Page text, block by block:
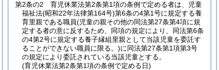
第2条の2
育児休業法第2条第1項の条例で定める者は、児童
福祉法(昭和22年法律第164号)第6条の4第1号に規定する養
育里親である職員(児童の親その他の同法第27条第4項に規
定する者の意に反するため、同項の規定により、同法第6条
の4第2号に規定する養子縁組里親として当該児童を委託す
ることができない職員に限る。)に同法第27条第1項第3号
の規定により委託されている当該児童とする。
(育児休業法第2条第1項の条例で定める日)